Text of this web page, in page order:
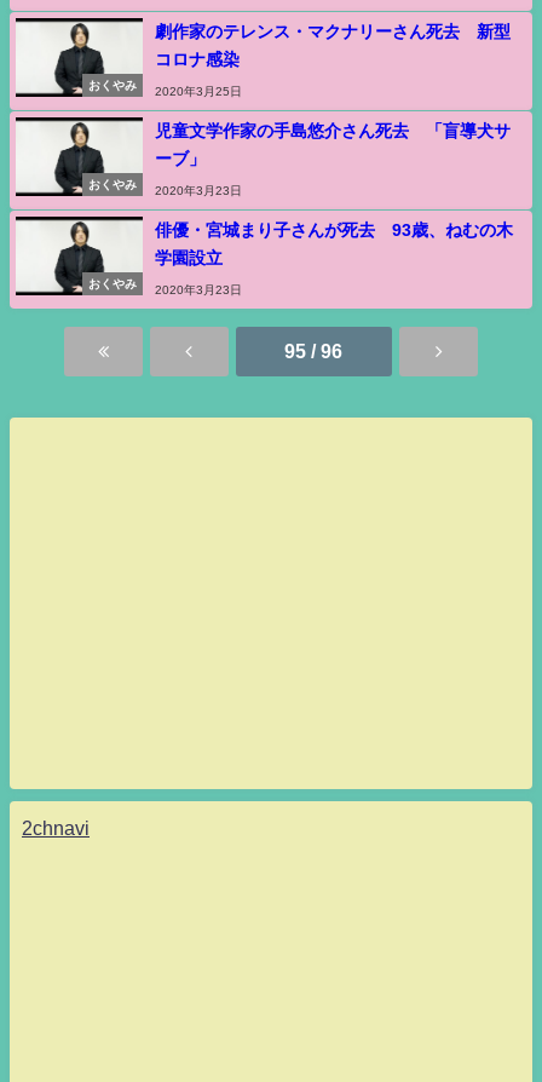
おくやみ
劇作家のテレンス・マクナリーさん死去 新型
コロナ感染
2020年3月25日
おくやみ
児童文学作家の手島悠介さん死去 「盲導犬サ
ーブ」
2020年3月23日
おくやみ
俳優・宮城まり子さんが死去 93歳、ねむの木
学園設立
2020年3月23日
95 / 96
2chnavi